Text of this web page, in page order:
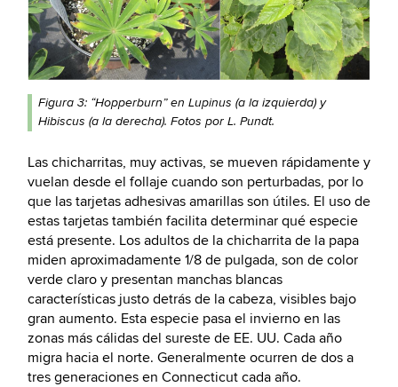
Figura 3: “Hopperburn” en Lupinus (a la izquierda) y
Hibiscus (a la derecha). Fotos por L. Pundt.
Las chicharritas, muy activas, se mueven rápidamente y
vuelan desde el follaje cuando son perturbadas, por lo
que las tarjetas adhesivas amarillas son útiles. El uso de
estas tarjetas también facilita determinar qué especie
está presente. Los adultos de la chicharrita de la papa
miden aproximadamente 1/8 de pulgada, son de color
verde claro y presentan manchas blancas
características justo detrás de la cabeza, visibles bajo
gran aumento. Esta especie pasa el invierno en las
zonas más cálidas del sureste de EE. UU. Cada año
migra hacia el norte. Generalmente ocurren de dos a
tres generaciones en Connecticut cada año.